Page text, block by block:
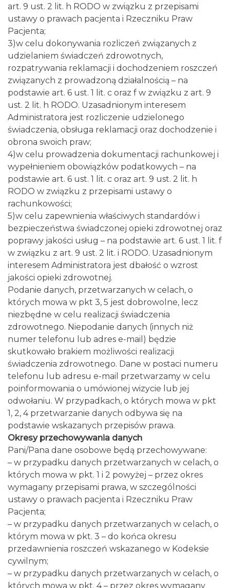
art. 9 ust. 2 lit. h RODO w związku z przepisami
ustawy o prawach pacjenta i Rzeczniku Praw
Pacjenta;
3)w celu dokonywania rozliczeń związanych z
udzielaniem świadczeń zdrowotnych,
rozpatrywania reklamacji i dochodzeniem roszczeń
związanych z prowadzoną działalnością – na
podstawie art. 6 ust. 1 lit. c oraz f w związku z art. 9
ust. 2 lit. h RODO. Uzasadnionym interesem
Administratora jest rozliczenie udzielonego
świadczenia, obsługa reklamacji oraz dochodzenie i
obrona swoich praw;
4)w celu prowadzenia dokumentacji rachunkowej i
wypełnieniem obowiązków podatkowych – na
podstawie art. 6 ust. 1 lit. c oraz art. 9 ust. 2 lit. h
RODO w związku z przepisami ustawy o
rachunkowości;
5)w celu zapewnienia właściwych standardów i
bezpieczeństwa świadczonej opieki zdrowotnej oraz
poprawy jakości usług – na podstawie art. 6 ust. 1 lit. f
w związku z art. 9 ust. 2 lit. i RODO. Uzasadnionym
interesem Administratora jest dbałość o wzrost
jakości opieki zdrowotnej.
Podanie danych, przetwarzanych w celach, o
których mowa w pkt 3, 5 jest dobrowolne, lecz
niezbędne w celu realizacji świadczenia
zdrowotnego. Niepodanie danych (innych niż
numer telefonu lub adres e-mail) będzie
skutkowało brakiem możliwości realizacji
świadczenia zdrowotnego. Dane w postaci numeru
telefonu lub adresu e-mail przetwarzamy w celu
poinformowania o umówionej wizycie lub jej
odwołaniu. W przypadkach, o których mowa w pkt
1, 2, 4 przetwarzanie danych odbywa się na
podstawie wskazanych przepisów prawa.
Okresy przechowywania danych
Pani/Pana dane osobowe będą przechowywane:
– w przypadku danych przetwarzanych w celach, o
których mowa w pkt. 1 i 2 powyżej – przez okres
wymagany przepisami prawa, w szczególności
ustawy o prawach pacjenta i Rzeczniku Praw
Pacjenta;
– w przypadku danych przetwarzanych w celach, o
którym mowa w pkt. 3 – do końca okresu
przedawnienia roszczeń wskazanego w Kodeksie
cywilnym;
– w przypadku danych przetwarzanych w celach, o
których mowa w pkt. 4 – przez okres wymagany